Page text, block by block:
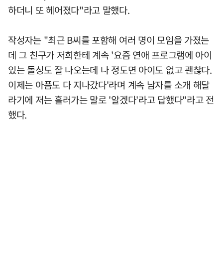
하더니 또 헤어졌다"라고 말했다.
작성자는 "최근 B씨를 포함해 여러 명이 모임을 가졌는
데 그 친구가 저희한테 계속 '요즘 연애 프로그램에 아이
있는 돌싱도 잘 나오는데 나 정도면 아이도 없고 괜찮다.
이제는 아픔도 다 지나갔다'라며 계속 남자를 소개 해달
라기에 저는 흘러가는 말로 '알겠다'라고 답했다"라고 전
했다.